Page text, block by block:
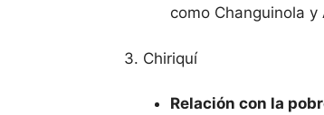
como Changuinola y
3. Chiriquí
Relación con la